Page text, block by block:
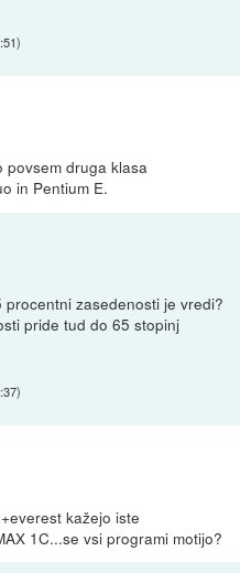
)
povsem druga klasa
in Pentium E.
zasedenosti je vredi?
pride tud do 65 stopinj
)
kažejo iste
1C...se vsi programi motijo?